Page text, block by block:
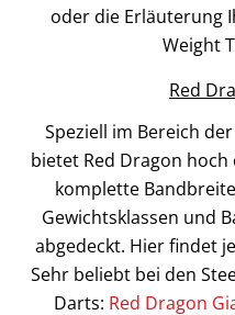
oder die Erläuterung
Weight
Red
Speziell im Bereich
bietet Red Dragon
komplette
Gewichtsklassen und
abgedeckt. Hier findet
Sehr beliebt bei den
Darts: Red Dragon